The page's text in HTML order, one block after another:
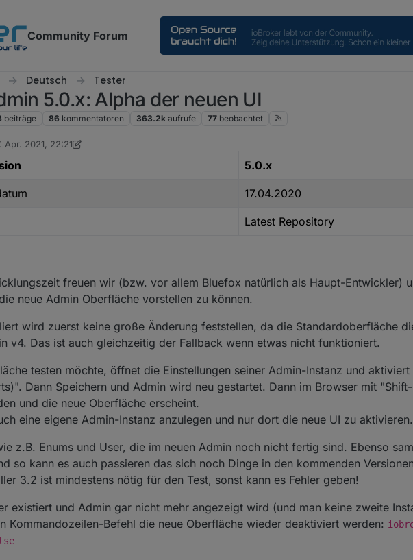
Community Forum
Deutsch Tester
5.0.x: Alpha der neuen UI
beiträge 86 kommentatoren 363.2k aufrufe 77 beobachtet
Apr. 2021, 22:21
von Homoran
5.0.x
17.04.2020
Latest Repository
freuen wir (bzw. vor allem Bluefox natürlich als Haupt-Entwickler)
neue Admin Oberfläche vorstellen zu können.
wird zuerst keine große Änderung feststellen, da die Standardoberfläche
v4. Das ist auch gleichzeitig der Fallback wenn etwas nicht funktioniert.
testen möchte, öffnet die Einstellungen seiner Admin-Instanz und aktiviert
Dann Speichern und Admin wird neu gestartet. Dann im Browser mit
und die neue Oberfläche erscheint.
eine eigene Admin-Instanz anzulegen und nur dort die neue UI zu aktivieren.
z.B. Enums und User, die im neuen Admin noch nicht fertig sind. Ebenso
so kann es auch passieren das sich noch Dinge in den kommenden
3.2 ist mindestens nötig für den Test, sonst kann es Fehler geben!
existiert und Admin gar nicht mehr angezeigt wird (und man keine zweite
Kommandozeilen-Befehl die neue Oberfläche wieder deaktiviert werden: